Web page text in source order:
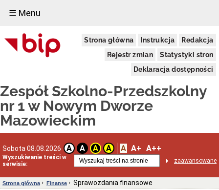
☰ Menu
Strona główna Instrukcja
Redakcja
Rejestr zmian
Statystyki stron
Deklaracja dostępności
Zespół Szkolno-Przedszkolny
nr 1 w Nowym Dworze
Mazowieckim
Sobota 08.08.2026 A A A A A A+ A++
Wyszukiwanie treści w
serwisie:
zaawansowane
Struktura
organizacyjna
Organy,
Placówki
wchodzące
skład
Zespołu
Mienie
Informacje
ogólne
adresowe
Strona główna Finanse Sprawozdania finansowe